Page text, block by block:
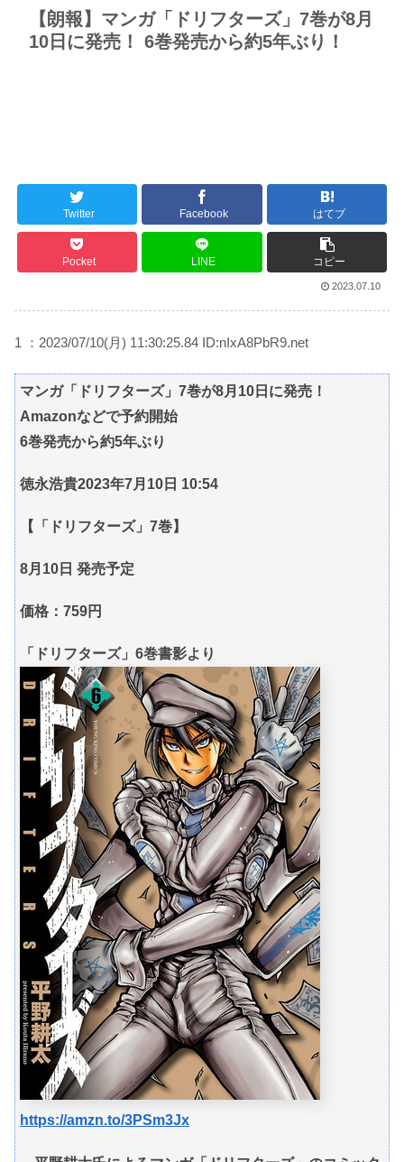
【朗報】マンガ「ドリフターズ」7巻が8月
10日に発売！ 6巻発売から約5年ぶり！
Twitter Facebook はてブ
Pocket LINE コピー
2023.07.10
1 ：2023/07/10(月) 11:30:25.84 ID:nIxA8PbR9.net
マンガ「ドリフターズ」7巻が8月10日に発売！
Amazonなどで予約開始
6巻発売から約5年ぶり
徳永浩貴2023年7月10日 10:54
【「ドリフターズ」7巻】
8月10日 発売予定
価格：759円
「ドリフターズ」6巻書影より
https://amzn.to/3PSm3Jx